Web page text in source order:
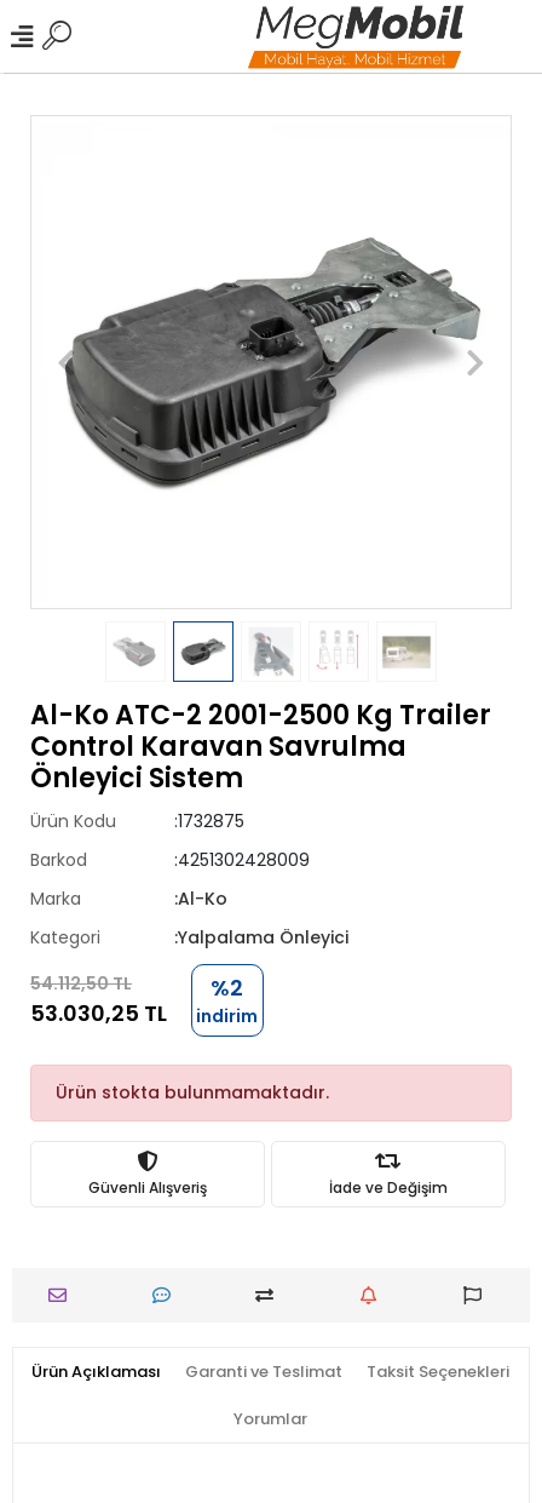
Al-Ko ATC-2 2001-2500 Kg Trailer
Control Karavan Savrulma
Önleyici Sistem
Ürün Kodu
:1732875
Barkod
:4251302428009
Marka
:Al-Ko
Kategori
:Yalpalama Önleyici
54.112,50 TL
53.030,25 TL
%2
indirim
Ürün stokta bulunmamaktadır.
Güvenli Alışveriş İade ve Değişim
Ürün Açıklaması Garanti ve Teslimat Taksit Seçenekleri
Yorumlar